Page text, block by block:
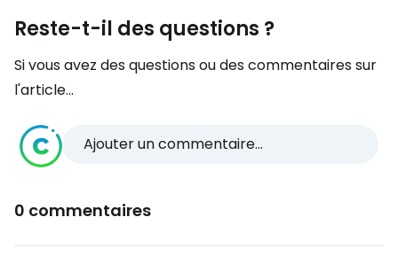
Reste-t-il des questions ?
Si vous avez des questions ou des commentaires sur
l'article...
Ajouter un commentaire...
0 commentaires